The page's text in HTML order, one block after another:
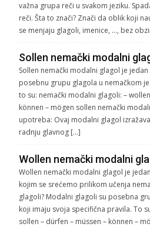
važna grupa reči u svakom jeziku.
reči. Šta to znači? Znači da oblik koji
se menjaju glagoli, imenice, …, bez
Sollen nemački modalni
Sollen nemački modalni glagol je
posebnu grupu glagola u nemačkom
to su: nemački modalni glagoli: –
können – mögen sollen nemački
upotreba: Ovaj modalni glagol
radnju glavnog […]
Wollen nemački modalni
Wollen nemački modalni glagol je
kojim se srećemo prilikom učenja
glagoli? Modalni glagoli su posebna
koji imaju svoja specifična pravila. To
sollen – dürfen – müssen – können –